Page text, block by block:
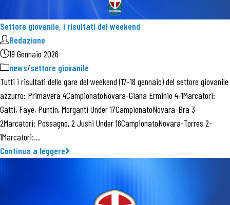
Settore giovanile, i risultati del weekend
Redazione
19 Gennaio 2026
news/settore giovanile
Tutti i risultati delle gare del weekend (17-18 gennaio) del settore giovanile
azzurro: Primavera 4CampionatoNovara-Giana Erminio 4-1Marcatori:
Gatti, Faye, Puntin, Morganti Under 17CampionatoNovara-Bra 3-
2Marcatori: Possagno, 2 Jushi Under 16CampionatoNovara-Torres 2-
1Marcatori:…
Continua a leggere